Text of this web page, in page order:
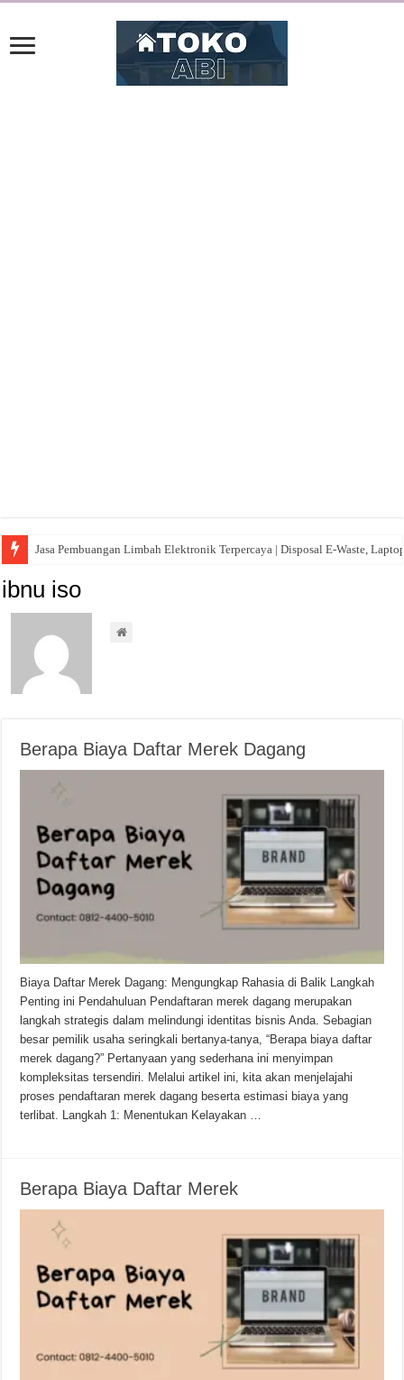
Jasa Pembuangan Limbah Elektronik Terpercaya | Disposal E-Waste,
ibnu iso
Berapa Biaya Daftar Merek Dagang
Biaya Daftar Merek Dagang: Mengungkap Rahasia di Balik Langkah
Penting ini Pendahuluan Pendaftaran merek dagang merupakan
langkah strategis dalam melindungi identitas bisnis Anda. Sebagian
besar pemilik usaha seringkali bertanya-tanya, “Berapa biaya daftar
merek dagang?” Pertanyaan yang sederhana ini menyimpan
kompleksitas tersendiri. Melalui artikel ini, kita akan menjelajahi
proses pendaftaran merek dagang beserta estimasi biaya yang
terlibat. Langkah 1: Menentukan Kelayakan …
Berapa Biaya Daftar Merek